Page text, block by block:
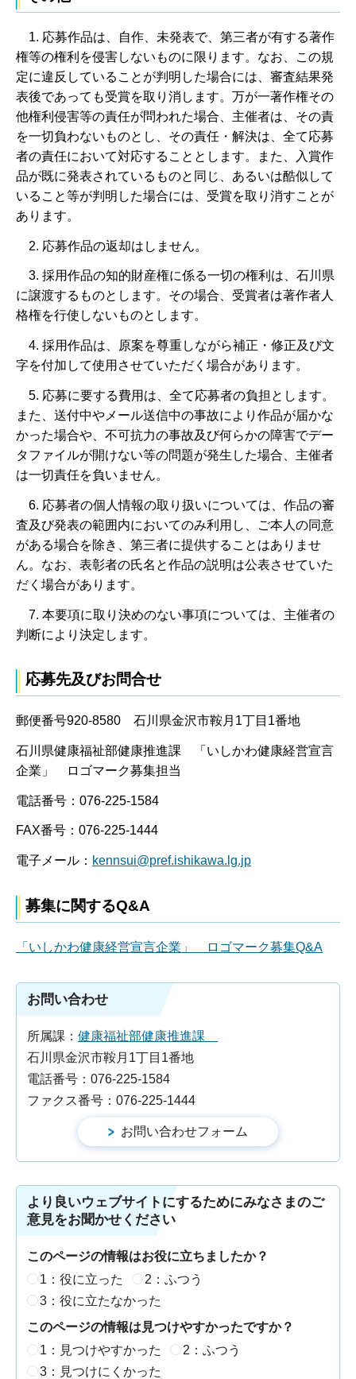
1. 応募作品は、自作、未発表で、第三者が有する著作
権等の権利を侵害しないものに限ります。なお、この規
定に違反していることが判明した場合には、審査結果発
表後であっても受賞を取り消します。万が一著作権その
他権利侵害等の責任が問われた場合、主催者は、その責
を一切負わないものとし、その責任・解決は、全て応募
者の責任において対応することとします。また、入賞作
品が既に発表されているものと同じ、あるいは酷似して
いること等が判明した場合には、受賞を取り消すことが
あります。
2. 応募作品の返却はしません。
3. 採用作品の知的財産権に係る一切の権利は、石川県
に譲渡するものとします。その場合、受賞者は著作者人
格権を行使しないものとします。
4. 採用作品は、原案を尊重しながら補正・修正及び文
字を付加して使用させていただく場合があります。
5. 応募に要する費用は、全て応募者の負担とします。
また、送付中やメール送信中の事故により作品が届かな
かった場合や、不可抗力の事故及び何らかの障害でデー
タファイルが開けない等の問題が発生した場合、主催者
は一切責任を負いません。
6. 応募者の個人情報の取り扱いについては、作品の審
査及び発表の範囲内においてのみ利用し、ご本人の同意
がある場合を除き、第三者に提供することはありませ
ん。なお、表彰者の氏名と作品の説明は公表させていた
だく場合があります。
7. 本要項に取り決めのない事項については、主催者の
判断により決定します。
応募先及びお問合せ
郵便番号920-8580 石川県金沢市鞍月1丁目1番地
石川県健康福祉部健康推進課 「いしかわ健康経営宣言
企業」 ロゴマーク募集担当
電話番号：076-225-1584
FAX番号：076-225-1444
電子メール： kennsui@pref.ishikawa.lg.jp
募集に関するQ&A
「いしかわ健康経営宣言企業」 ロゴマーク募集Q&A
お問い合わせ
所属課： 健康福祉部健康推進課
石川県金沢市鞍月1丁目1番地
電話番号：076-225-1584
ファクス番号：076-225-1444
より良いウェブサイトにするためにみなさまのご
意見をお聞かせください
このページの情報はお役に立ちましたか？
1：役に立った
2：ふつう
3：役に立たなかった
このページの情報は見つけやすかったですか？
1：見つけやすかった
2：ふつう
3：見つけにくかった